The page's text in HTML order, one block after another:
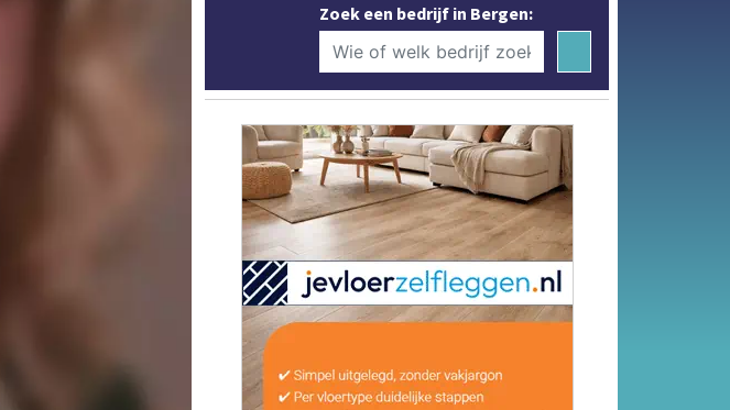
Zoek een bedrijf in Bergen: